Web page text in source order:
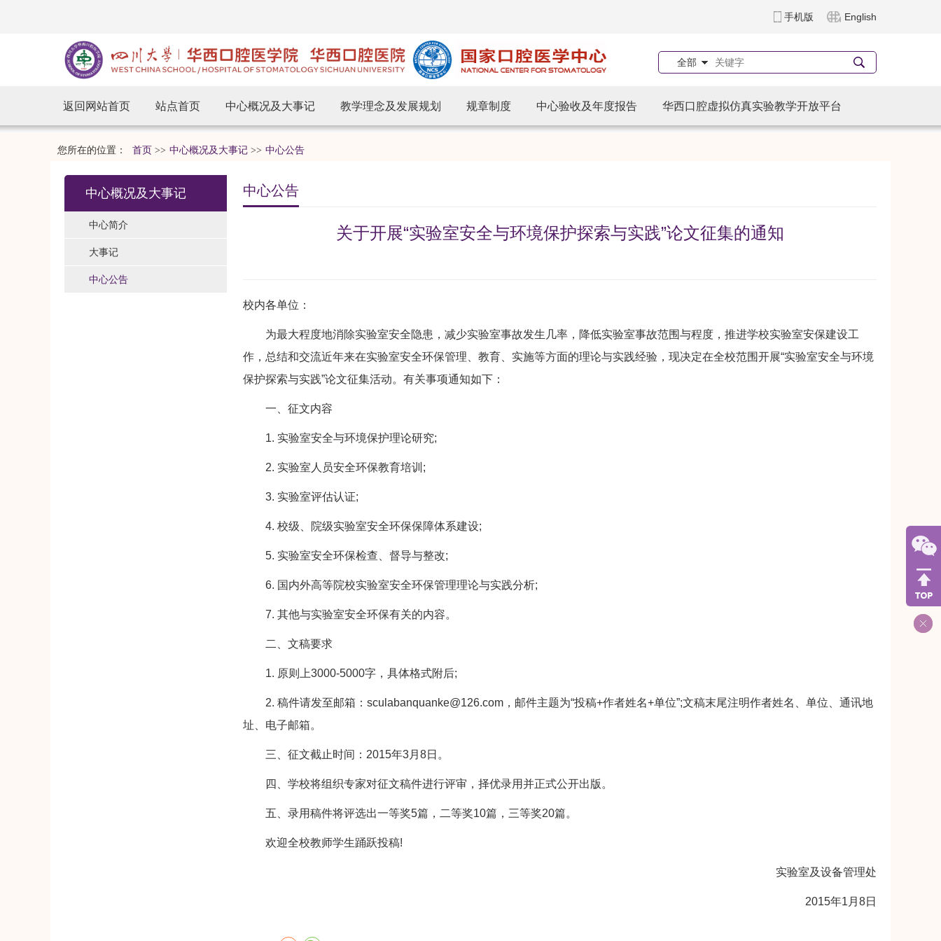
手机版 English
全部
返回网站首页 站点首页 中心概况及大事记 教学理念及发展规划 规章制度 中心验收及年度报告 华西口腔虚拟仿真实验教学开放平台
您所在的位置： 首页 >> 中心概况及大事记 >> 中心公告
中心概况及大事记
中心简介
大事记
中心公告
中心公告
关于开展“实验室安全与环境保护探索与实践”论文征集的通知
校内各单位：
为最大程度地消除实验室安全隐患，减少实验室事故发生几率，降低实验室事故范围与程度，推进学校实验室安保建设工
作，总结和交流近年来在实验室安全环保管理、教育、实施等方面的理论与实践经验，现决定在全校范围开展“实验室安全与环境
保护探索与实践”论文征集活动。有关事项通知如下：
一、征文内容
1. 实验室安全与环境保护理论研究;
2. 实验室人员安全环保教育培训;
3. 实验室评估认证;
4. 校级、院级实验室安全环保保障体系建设;
5. 实验室安全环保检查、督导与整改;
6. 国内外高等院校实验室安全环保管理理论与实践分析;
7. 其他与实验室安全环保有关的内容。
二、文稿要求
1. 原则上3000-5000字，具体格式附后;
2. 稿件请发至邮箱：sculabanquanke@126.com，邮件主题为“投稿+作者姓名+单位”;文稿末尾注明作者姓名、单位、通讯地
址、电子邮箱。
三、征文截止时间：2015年3月8日。
四、学校将组织专家对征文稿件进行评审，择优录用并正式公开出版。
五、录用稿件将评选出一等奖5篇，二等奖10篇，三等奖20篇。
欢迎全校教师学生踊跃投稿!
实验室及设备管理处
2015年1月8日